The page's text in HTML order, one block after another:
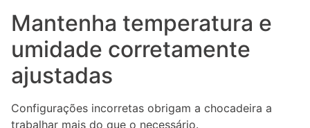
Mantenha temperatura e
umidade corretamente
ajustadas
Configurações incorretas obrigam a chocadeira a
trabalhar mais do que o necessário.